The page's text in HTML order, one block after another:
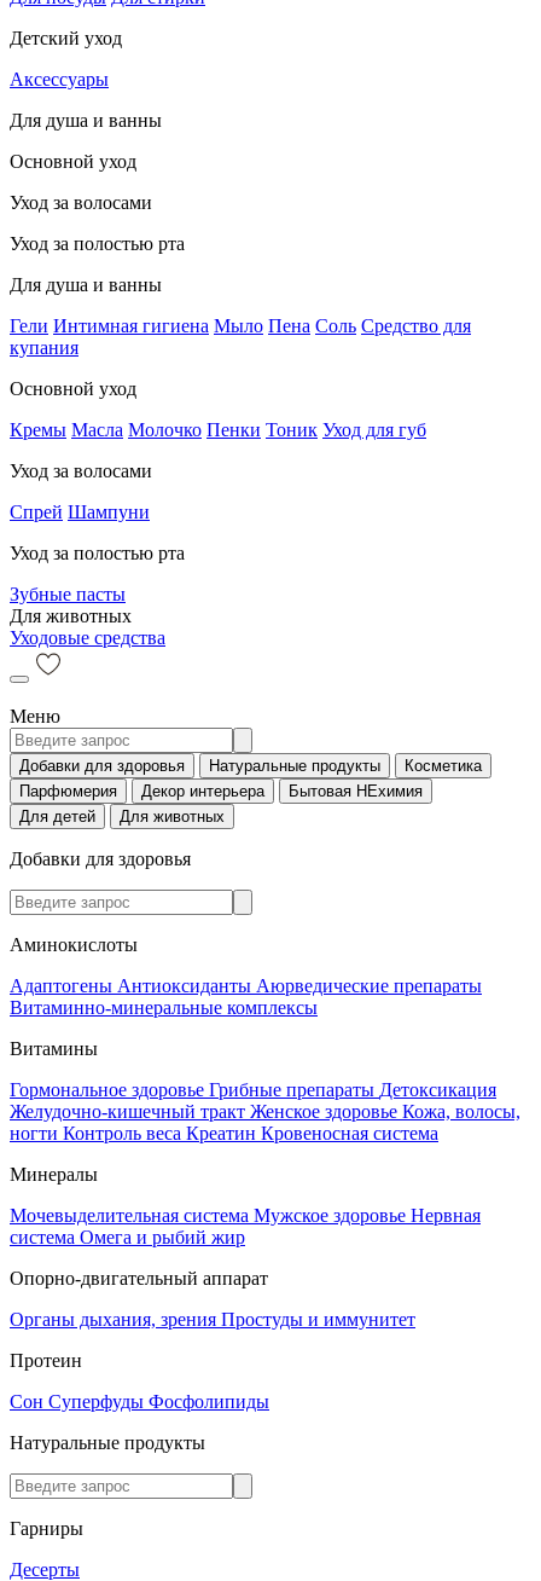
Детский уход
Аксессуары
Для душа и ванны
Основной уход
Уход за волосами
Уход за полостью рта
Для душа и ванны
Гели Интимная гигиена Мыло Пена Соль Средство для
купания
Основной уход
Кремы Масла Молочко Пенки Тоник Уход для губ
Уход за волосами
Спрей Шампуни
Уход за полостью рта
Зубные пасты
Для животных
Уходовые средства
Меню
Добавки для здоровья Натуральные продукты
Косметика
Парфюмерия
Декор интерьера
Бытовая НЕхимия
Для детей
Для животных
Добавки для здоровья
Аминокислоты
Адаптогены Антиоксиданты Аюрведические препараты
Витаминно-минеральные комплексы
Витамины
Гормональное здоровье Грибные препараты Детоксикация
Желудочно-кишечный тракт Женское здоровье Кожа, волосы,
ногти Контроль веса Креатин Кровеносная система
Минералы
Мочевыделительная система Мужское здоровье Нервная
система Омега и рыбий жир
Опорно-двигательный аппарат
Органы дыхания, зрения Простуды и иммунитет
Протеин
Сон Суперфуды Фосфолипиды
Натуральные продукты
Гарниры
Десерты